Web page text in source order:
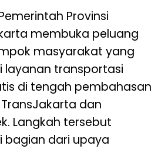
Provinsi
membuka peluang
masyarakat yang
layanan transportasi
di tengah pembahasan
dan
Langkah tersebut
bagian dari upaya